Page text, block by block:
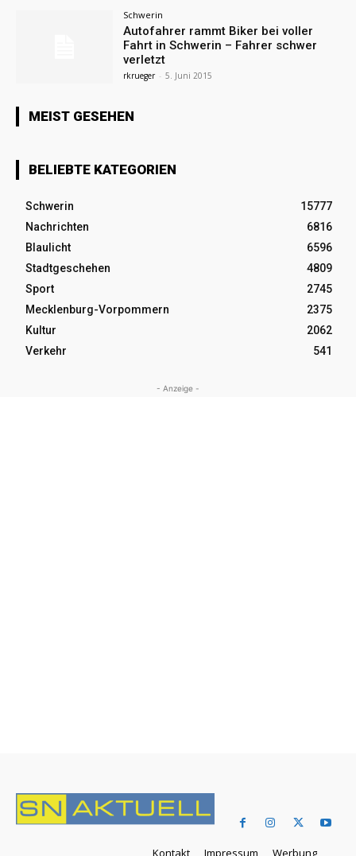
Schwerin
Autofahrer rammt Biker bei voller
Fahrt in Schwerin – Fahrer schwer
verletzt
rkrueger - 5. Juni 2015
MEIST GESEHEN
BELIEBTE KATEGORIEN
Schwerin
15777
Nachrichten
6816
Blaulicht
6596
Stadtgeschehen
4809
Sport
2745
Mecklenburg-Vorpommern
2375
Kultur
2062
Verkehr
541
- Anzeige -
Kontakt Impressum Werbung